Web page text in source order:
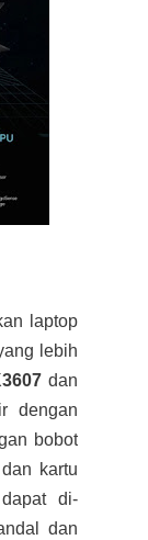
laptop
lebih
dan
dengan
bobot
kartu
di-
dan